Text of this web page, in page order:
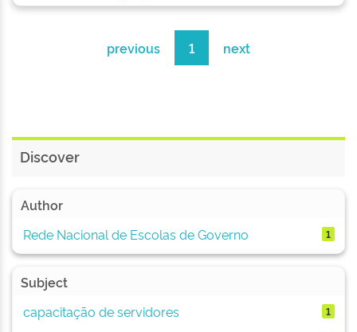
previous 1 next
Discover
Author
Rede Nacional de Escolas de Governo
1
Subject
capacitação de servidores
1